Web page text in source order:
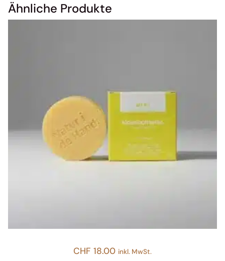
Ähnliche Produkte
CHF 18.00 inkl. MwSt.